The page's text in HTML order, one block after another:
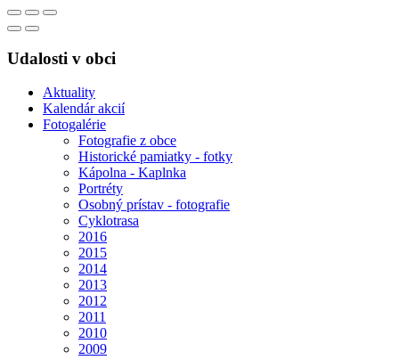
Udalosti v obci
Aktuality
Kalendár akcií
Fotogalérie
Fotografie z obce
Historické pamiatky - fotky
Kápolna - Kaplnka
Portréty
Osobný prístav - fotografie
Cyklotrasa
2016
2015
2014
2013
2012
2011
2010
2009